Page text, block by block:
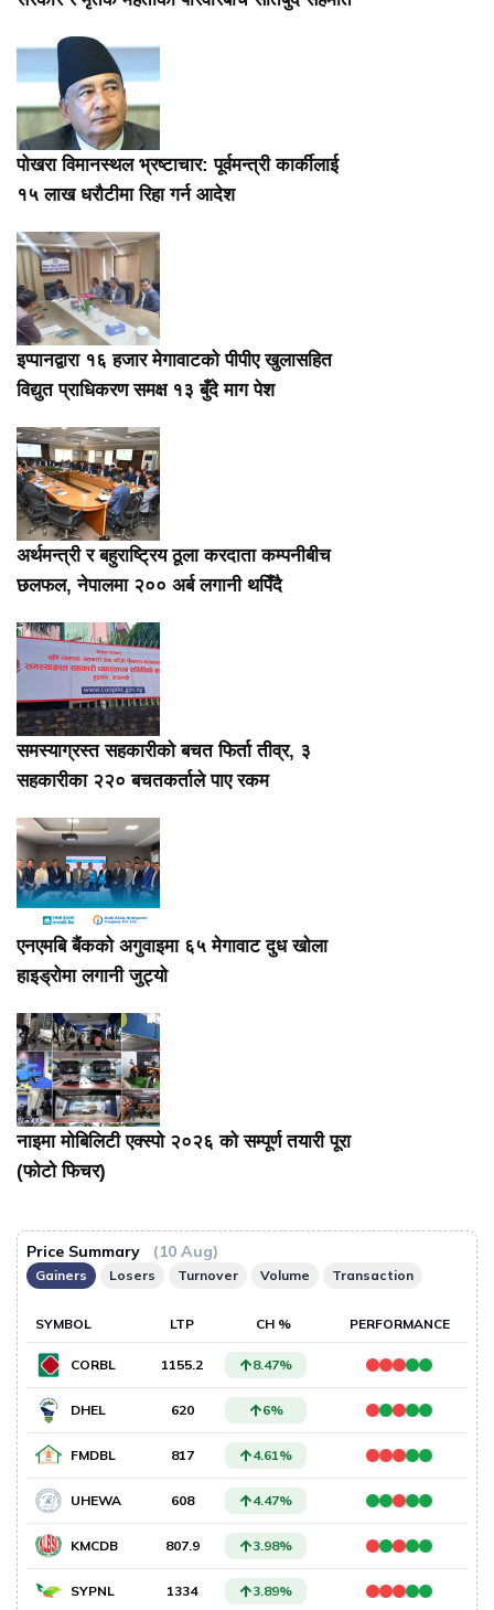
पोखरा विमानस्थल भ्रष्टाचार: पूर्वमन्त्री कार्कीलाई
१५ लाख धरौटीमा रिहा गर्न आदेश
इप्पानद्वारा १६ हजार मेगावाटको पीपीए खुलासहित
विद्युत प्राधिकरण समक्ष १३ बुँदे माग पेश
अर्थमन्त्री र बहुराष्ट्रिय ठूला करदाता कम्पनीबीच
छलफल, नेपालमा २०० अर्ब लगानी थपिँदै
समस्याग्रस्त सहकारीको बचत फिर्ता तीव्र, ३
सहकारीका २२० बचतकर्ताले पाए रकम
एनएमबि बैंकको अगुवाइमा ६५ मेगावाट दुध खोला
हाइड्रोमा लगानी जुट्यो
नाइमा मोबिलिटी एक्स्पो २०२६ को सम्पूर्ण तयारी पूरा
(फोटो फिचर)